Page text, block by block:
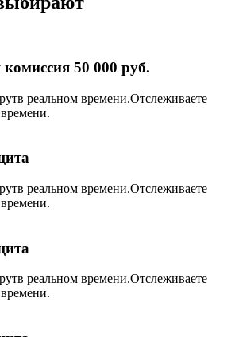
50 000 руб.
реальном времени.Отслеживаете
реальном времени.Отслеживаете
реальном времени.Отслеживаете